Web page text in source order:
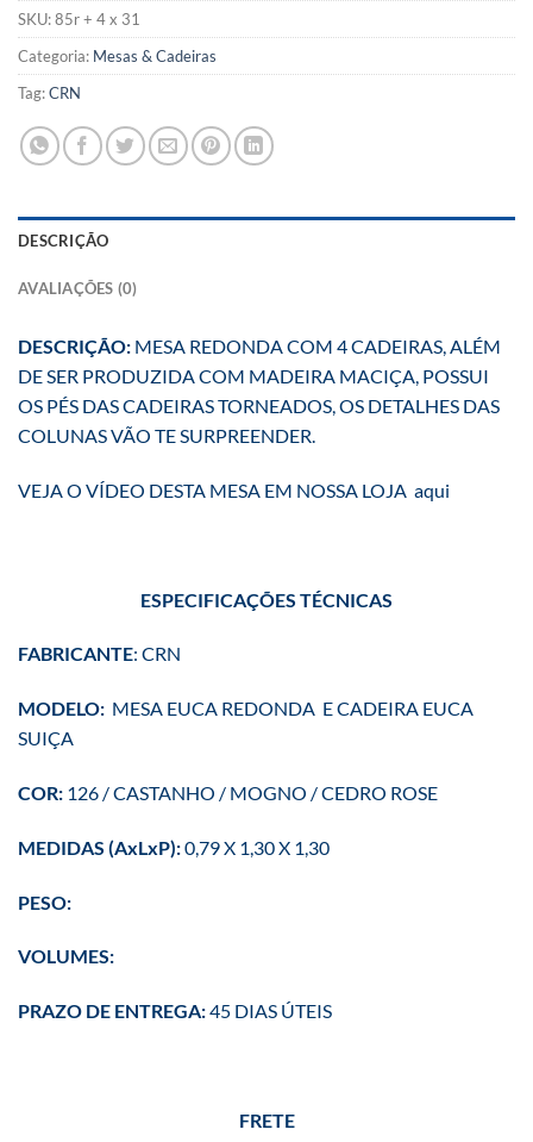
SKU:85r + 4 x 31
Categoria: Mesas & Cadeiras
Tag:CRN
DESCRIÇÃO
AVALIAÇÕES (0)
DESCRIÇÃO: MESA REDONDA COM 4 CADEIRAS, ALÉM
DE SER PRODUZIDA COM MADEIRA MACIÇA, POSSUI
OS PÉS DAS CADEIRAS TORNEADOS, OS DETALHES DAS
COLUNAS VÃO TE SURPREENDER.
VEJA O VÍDEO DESTA MESA EM NOSSA LOJA aqui
ESPECIFICAÇÕES TÉCNICAS
FABRICANTE: CRN
MODELO: MESA EUCA REDONDA E CADEIRA EUCA
SUIÇA
COR: 126 / CASTANHO / MOGNO / CEDRO ROSE
MEDIDAS (AxLxP):0,79 X 1,30 X 1,30
PESO:
VOLUMES:
PRAZO DE ENTREGA:45 DIAS ÚTEIS
FRETE